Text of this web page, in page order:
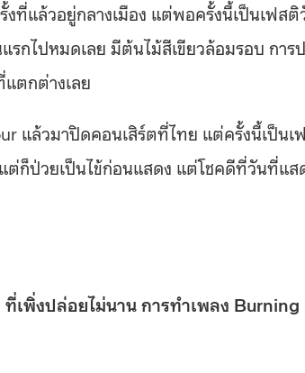
ที่แล้วอยู่กลางเมือง แต่พอครั้งนี้เป็นเฟสติ
รกไปหมดเลย มีต้นไม้สีเขียวล้อมรอบ กา
แตกต่างเลย
แล้วมาปิดคอนเสิร์ตที่ไทย แต่ครั้งนี้เป็น
ก็ป่วยเป็นไข้ก่อนแสดง แต่โชคดีที่วันที่แส
เพิ่งปล่อยไม่นาน การทำเพลง